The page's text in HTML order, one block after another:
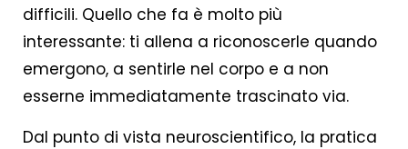
difficili. Quello che fa è molto più
interessante: ti allena a riconoscerle quando
emergono, a sentirle nel corpo e a non
esserne immediatamente trascinato via.
Dal punto di vista neuroscientifico, la pratica